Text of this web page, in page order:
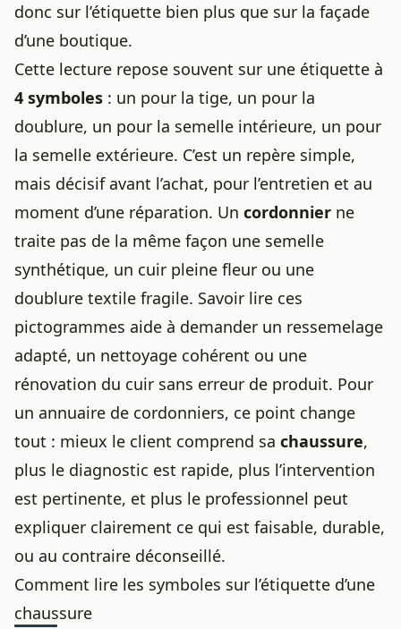
donc sur l’étiquette bien plus que sur la façade
d’une boutique.
Cette lecture repose souvent sur une étiquette à
4 symboles : un pour la tige, un pour la
doublure, un pour la semelle intérieure, un pour
la semelle extérieure. C’est un repère simple,
mais décisif avant l’achat, pour l’entretien et au
moment d’une réparation. Un cordonnier ne
traite pas de la même façon une semelle
synthétique, un cuir pleine fleur ou une
doublure textile fragile. Savoir lire ces
pictogrammes aide à demander un ressemelage
adapté, un nettoyage cohérent ou une
rénovation du cuir sans erreur de produit. Pour
un annuaire de cordonniers, ce point change
tout : mieux le client comprend sa chaussure,
plus le diagnostic est rapide, plus l’intervention
est pertinente, et plus le professionnel peut
expliquer clairement ce qui est faisable, durable,
ou au contraire déconseillé.
Comment lire les symboles sur l’étiquette d’une
chaussure